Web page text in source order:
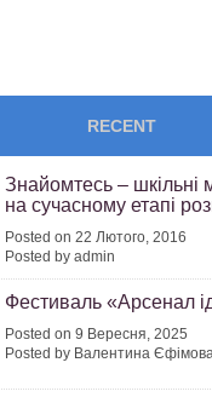
RECENT
Знайомтесь – шкільні
на сучасному етапі
Posted on 22 Лютого, 2016
Posted by admin
Фестиваль «Арсенал
Posted on 9 Вересня, 2025
Posted by Валентина